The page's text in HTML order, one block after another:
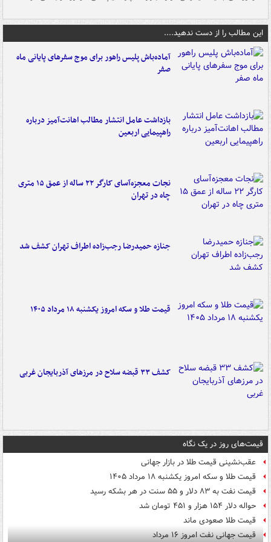
این مطالب را از دست ندهید....
آماده‌باش پلیس راهور برای موج سفرهای پایانی ماه
صفر
بازداشت عامل انتشار مطالب اهانت‌آمیز درباره
راهپیمایی اربعین
نجات معجزه‌آسای کارگر ۲۲ ساله از عمق ۱۵ متری
چاه در تهران
جنازه حمیدرضا رجب‌زاده اطراف تهران کشف شد
قیمت طلا و سکه امروز یکشنبه ۱۸ مرداد ۱۴۰۵
کشف ۳۳ قبضه سلاح در مرزهای آذربایجان غربی
قیمت‌های روز در یک نگاه
عقب‌نشینی قیمت طلا در بازار جهانی
قیمت طلا و سکه امروز یکشنبه ۱۸ مرداد ۱۴۰۵
قیمت نفت به ۸۳ دلار و ۵۵ سنت در هر بشکه رسید
حواله دلار ۱۵۴ هزار و ۴۵۱ تومان شد
قیمت طلا صعودی ماند
قیمت جهانی نفت امروز ۱۶ مرداد